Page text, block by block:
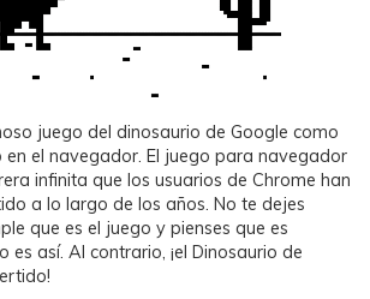
juego del dinosaurio de Google como
el navegador. El juego para navegador
infinita que los usuarios de Chrome han
a lo largo de los años. No te dejes
que es el juego y pienses que es
es así. Al contrario, ¡el Dinosaurio de